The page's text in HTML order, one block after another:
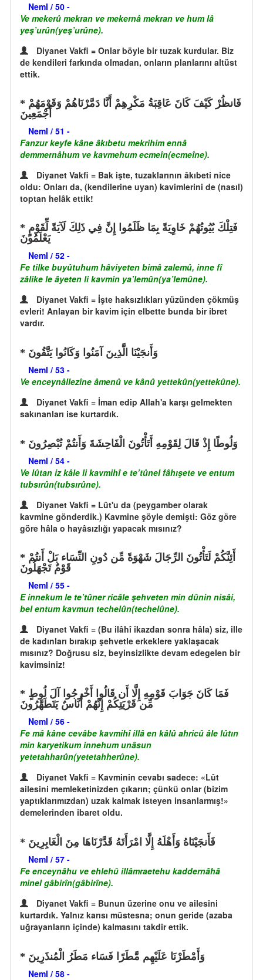
Neml / 50 -
Ve mekerû mekran ve mekernâ mekran ve hum lâ
yeş’urûn(yeş’urûne).
Diyanet Vakfi = Onlar böyle bir tuzak kurdular. Biz
de kendileri farkında olmadan, onların planlarını altüst
ettik.
أَجْمَعِينَ
Neml / 51 -
Fanzur keyfe kâne âkıbetu mekrihim ennâ
demmernâhum ve kavmehum ecmeîn(ecmeîne).
Diyanet Vakfi = Bak işte, tuzaklarının âkıbeti nice
oldu: Onları da, (kendilerine uyan) kavimlerini de (nasıl)
toptan helâk ettik!
يَعْلَمُونَ
Neml / 52 -
Fe tilke buyûtuhum hâviyeten bimâ zalemû, inne fî
zâlike le âyeten li kavmin ya’lemûn(ya’lemûne).
Diyanet Vakfi = İşte haksızlıkları yüzünden çökmüş
evleri! Anlayan bir kavim için elbette bunda bir ibret
vardır.
وَأَنجَيْنَا الَّذِينَ آمَنُوا وَكَانُوا يَتَّقُونَ
Neml / 53 -
Ve enceynâllezîne âmenû ve kânû yettekûn(yettekûne).
Diyanet Vakfi = İman edip Allah'a karşı gelmekten
sakınanları ise kurtardık.
وَلُوطًا إِذْ قَالَ لِقَوْمِهِ أَتَأْتُونَ الْفَاحِشَةَ وَأَنتُمْ تُبْصِرُونَ
Neml / 54 -
Ve lûtan iz kâle li kavmihî e te’tûnel fâhışete ve entum
tubsırûn(tubsırûne).
Diyanet Vakfi = Lût'u da (peygamber olarak
kavmine gönderdik.) Kavmine şöyle demişti: Göz göre
göre hâla o hayâsızlığı yapacak mısınız?
قَوْمٌ تَجْهَلُونَ
Neml / 55 -
E innekum le te’tûner ricâle şehveten min dûnin nisâi,
bel entum kavmun techelûn(techelûne).
Diyanet Vakfi = (Bu ilâhî ikazdan sonra hâla) siz, ille
de kadınları bırakıp şehvetle erkeklere yaklaşacak
mısınız? Doğrusu siz, beyinsizlikte devam edegelen bir
kavimsiniz!
مِّن قَرْيَتِكُمْ إِنَّهُمْ أُنَاسٌ يَتَطَهَّرُونَ
Neml / 56 -
Fe mâ kâne cevâbe kavmihî illâ en kâlû ahricû âle lûtın
min karyetikum innehum unâsun
yetetahharûn(yetetahherûne).
Diyanet Vakfi = Kavminin cevabı sadece: «Lût
ailesini memleketinizden çıkarın; çünkü onlar (bizim
yaptıklarımızdan) uzak kalmak isteyen insanlarmış!»
demelerinden ibaret oldu.
فَأَنجَيْنَاهُ وَأَهْلَهُ إِلَّا امْرَأَتَهُ قَدَّرْنَاهَا مِنَ الْغَابِرِينَ
Neml / 57 -
Fe enceynâhu ve ehlehû illâmraetehu kaddernâhâ
minel gâbirîn(gâbirîne).
Diyanet Vakfi = Bunun üzerine onu ve ailesini
kurtardık. Yalnız karısı müstesna; onun geride (azaba
uğrayanların içinde) kalmasını takdir ettik.
وَأَمْطَرْنَا عَلَيْهِم مَّطَرًا فَسَاء مَطَرُ الْمُنذَرِينَ
Neml / 58 -